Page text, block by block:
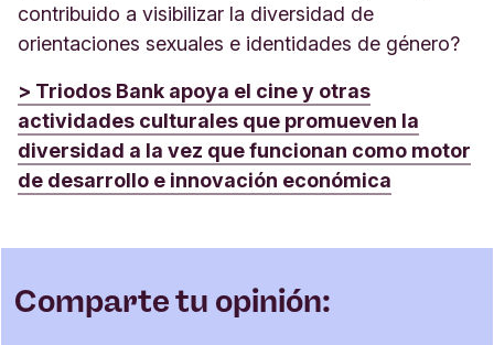
contribuido a visibilizar la diversidad de
orientaciones sexuales e identidades de género?
> Triodos Bank apoya el cine y otras
actividades culturales que promueven la
diversidad a la vez que funcionan como motor
de desarrollo e innovación económica
Comparte tu opinión: